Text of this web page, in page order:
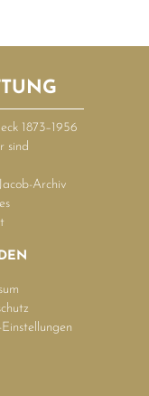
1873–1956
sind
Archiv